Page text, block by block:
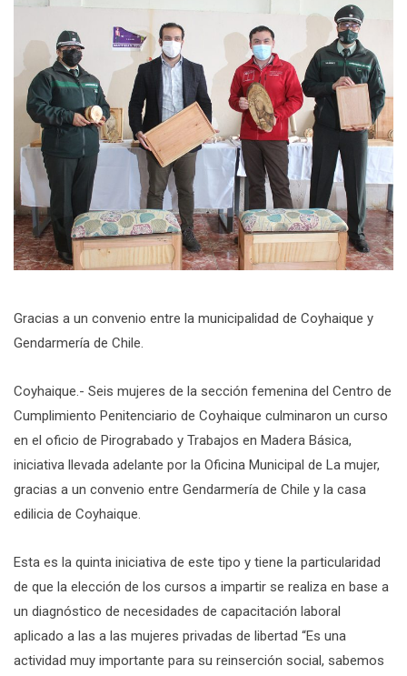
Gracias a un convenio entre la municipalidad de Coyhaique y
Gendarmería de Chile.
Coyhaique.- Seis mujeres de la sección femenina del Centro de
Cumplimiento Penitenciario de Coyhaique culminaron un curso
en el oficio de Pirograbado y Trabajos en Madera Básica,
iniciativa llevada adelante por la Oficina Municipal de La mujer,
gracias a un convenio entre Gendarmería de Chile y la casa
edilicia de Coyhaique.
Esta es la quinta iniciativa de este tipo y tiene la particularidad
de que la elección de los cursos a impartir se realiza en base a
un diagnóstico de necesidades de capacitación laboral
aplicado a las a las mujeres privadas de libertad “Es una
actividad muy importante para su reinserción social, sabemos